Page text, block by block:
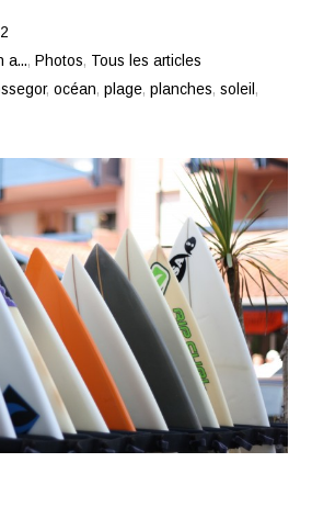
a..., Photos, Tous les articles
,océan,plage,planches,soleil ,